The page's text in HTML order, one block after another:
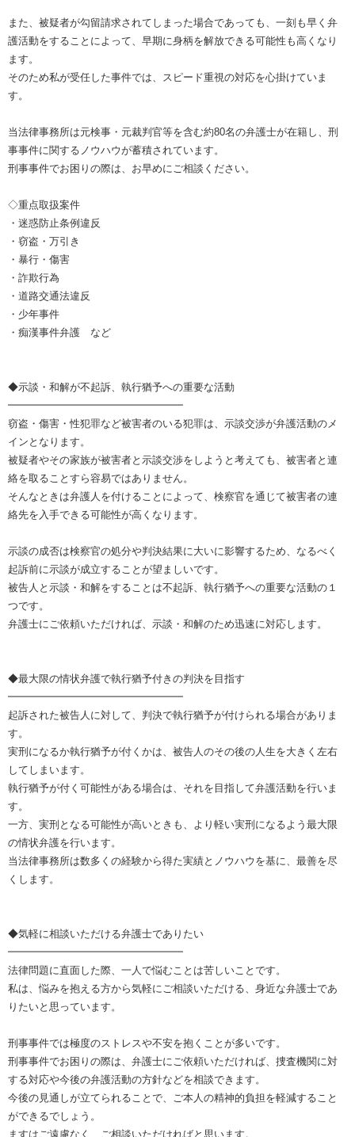
また、被疑者が勾留請求されてしまった場合であっても、一刻も早く弁
護活動をすることによって、早期に身柄を解放できる可能性も高くなり
ます。
そのため私が受任した事件では、スピード重視の対応を心掛けていま
す。
当法律事務所は元検事・元裁判官等を含む約80名の弁護士が在籍し、刑
事事件に関するノウハウが蓄積されています。
刑事事件でお困りの際は、お早めにご相談ください。
◇重点取扱案件
・迷惑防止条例違反
・窃盗・万引き
・暴行・傷害
・詐欺行為
・道路交通法違反
・少年事件
・痴漢事件弁護 など
◆示談・和解が不起訴、執行猶予への重要な活動
━━━━━━━━━━━━━━━━━
窃盗・傷害・性犯罪など被害者のいる犯罪は、示談交渉が弁護活動のメ
インとなります。
被疑者やその家族が被害者と示談交渉をしようと考えても、被害者と連
絡を取ることすら容易ではありません。
そんなときは弁護人を付けることによって、検察官を通じて被害者の連
絡先を入手できる可能性が高くなります。
示談の成否は検察官の処分や判決結果に大いに影響するため、なるべく
起訴前に示談が成立することが望ましいです。
被告人と示談・和解をすることは不起訴、執行猶予への重要な活動の１
つです。
弁護士にご依頼いただければ、示談・和解のため迅速に対応します。
◆最大限の情状弁護で執行猶予付きの判決を目指す
━━━━━━━━━━━━━━━━━
起訴された被告人に対して、判決で執行猶予が付けられる場合がありま
す。
実刑になるか執行猶予が付くかは、被告人のその後の人生を大きく左右
してしまいます。
執行猶予が付く可能性がある場合は、それを目指して弁護活動を行いま
す。
一方、実刑となる可能性が高いときも、より軽い実刑になるよう最大限
の情状弁護を行います。
当法律事務所は数多くの経験から得た実績とノウハウを基に、最善を尽
くします。
◆気軽に相談いただける弁護士でありたい
━━━━━━━━━━━━━━━━━
法律問題に直面した際、一人で悩むことは苦しいことです。
私は、悩みを抱える方から気軽にご相談いただける、身近な弁護士であ
りたいと思っています。
刑事事件では極度のストレスや不安を抱くことが多いです。
刑事事件でお困りの際は、弁護士にご依頼いただければ、捜査機関に対
する対応や今後の弁護活動の方針などを相談できます。
今後の見通しが立てられることで、ご本人の精神的負担を軽減すること
ができるでしょう。
ますはご遠慮なく、ご相談いただければと思います。